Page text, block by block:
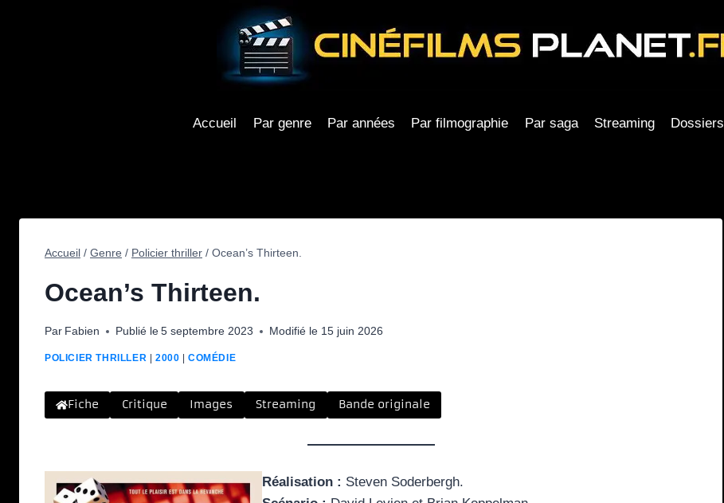
Accueil Par genre Par années Par filmographie Par saga Streaming Dossiers
Accueil / Genre / Policier thriller / Ocean’s Thirteen.
Ocean’s Thirteen.
Par Fabien Publié le 5 septembre 2023 Modifié le 15 juin 2026
POLICIER THRILLER | 2000 |COMÉDIE
Fiche Critique Images Streaming Bande originale
Réalisation : Steven Soderbergh.